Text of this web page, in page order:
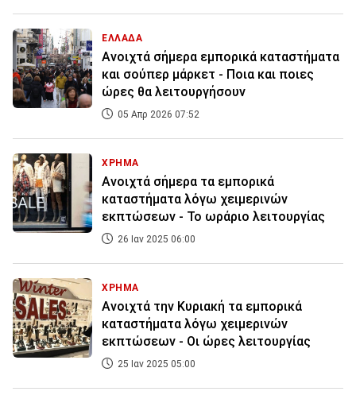
ΕΛΛΑΔΑ
Ανοιχτά σήμερα εμπορικά καταστήματα
και σούπερ μάρκετ - Ποια και ποιες
ώρες θα λειτουργήσουν
05 Απρ 2026 07:52
ΧΡΗΜΑ
Ανοιχτά σήμερα τα εμπορικά
καταστήματα λόγω χειμερινών
εκπτώσεων - Το ωράριο λειτουργίας
26 Ιαν 2025 06:00
ΧΡΗΜΑ
Ανοιχτά την Κυριακή τα εμπορικά
καταστήματα λόγω χειμερινών
εκπτώσεων - Οι ώρες λειτουργίας
25 Ιαν 2025 05:00